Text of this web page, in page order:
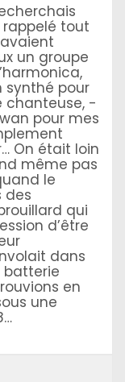
rappelé tout
un groupe
synthé pour
chanteuse, -
pour mes
On était loin
même pas
le
des
qui
d’être
dans
batterie
en
une